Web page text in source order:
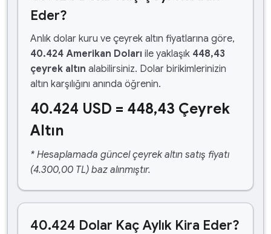
Eder?
Anlık dolar kuru ve çeyrek altın fiyatlarına göre,
40.424 Amerikan Doları ile yaklaşık 448,43
çeyrek altın alabilirsiniz. Dolar birikimlerinizin
altın karşılığını anında öğrenin.
40.424 USD = 448,43 Çeyrek
Altın
* Hesaplamada güncel çeyrek altın satış fiyatı
(4.300,00 TL) baz alınmıştır.
40.424 Dolar Kaç Aylık Kira Eder?